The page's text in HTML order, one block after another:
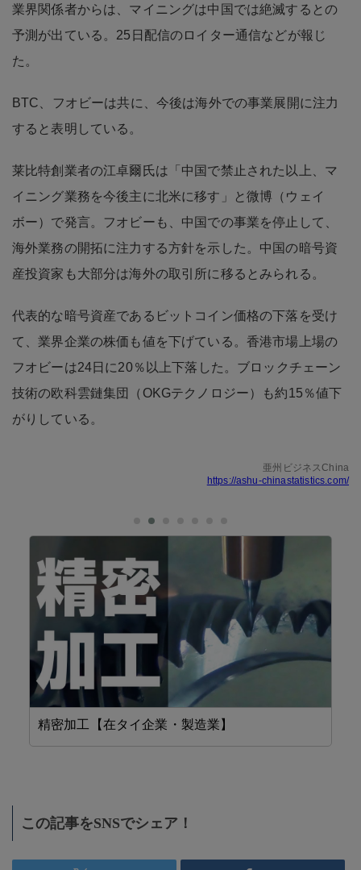
業界関係者からは、マイニングは中国では絶滅するとの
予測が出ている。25日配信のロイター通信などが報じ
た。
BTC、フオビーは共に、今後は海外での事業展開に注力
すると表明している。
莱比特創業者の江卓爾氏は「中国で禁止された以上、マ
イニング業務を今後主に北米に移す」と微博（ウェイ
ボー）で発言。フオビーも、中国での事業を停止して、
海外業務の開拓に注力する方針を示した。中国の暗号資
産投資家も大部分は海外の取引所に移るとみられる。
代表的な暗号資産であるビットコイン価格の下落を受け
て、業界企業の株価も値を下げている。香港市場上場の
フオビーは24日に20％以上下落した。ブロックチェーン
技術の欧科雲鏈集団（OKGテクノロジー）も約15％値下
がりしている。
亜州ビジネスChina
https://ashu-chinastatistics.com/
精密加工【在タイ企業・製造業】
この記事をSNSでシェア！